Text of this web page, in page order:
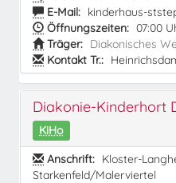
E-Mail: kinderhaus-
Öffnungszeiten: 07:00
Träger: Diakonisches
Kontakt Tr.:
Diakonie-Kinderhort
KiHo
Anschrift: Kloster-
Starkenfeld/Malerviertel